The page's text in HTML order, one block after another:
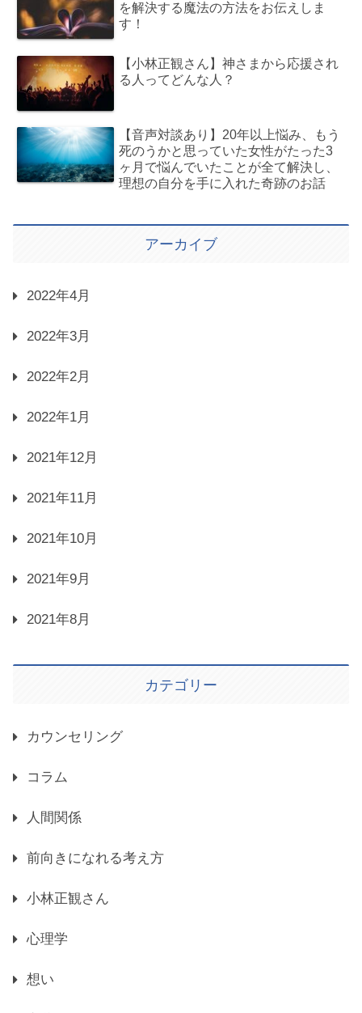
を解決する魔法の方法をお伝えしま
す！
【小林正観さん】神さまから応援され
る人ってどんな人？
【音声対談あり】20年以上悩み、もう
死のうかと思っていた女性がたった3
ヶ月で悩んでいたことが全て解決し、
理想の自分を手に入れた奇跡のお話
アーカイブ
2022年4月
2022年3月
2022年2月
2022年1月
2021年12月
2021年11月
2021年10月
2021年9月
2021年8月
カテゴリー
カウンセリング
コラム
人間関係
前向きになれる考え方
小林正観さん
心理学
想い